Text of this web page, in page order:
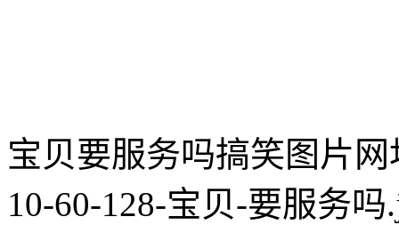
宝贝要服务吗搞笑图片网
10-60-128-宝贝-要服务吗